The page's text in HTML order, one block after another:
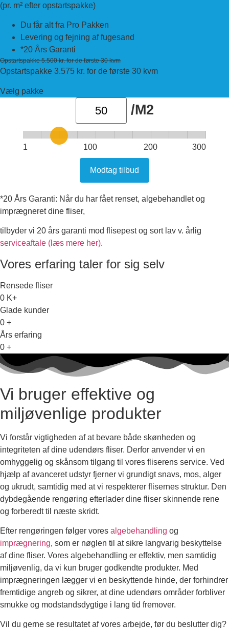
(pr. m² efter opstartspakke)
Du får alt fra Pro Pakken
Levering og fejning af fugesand
*20 Års Garanti
Opstartspakke 5.500 kr. for de første 30 kvm
Opstartspakke 3.575 kr. for de første 30 kvm
Vælg pakke
/M2
1 100 200 300
Modtag tilbud
*20 Års Garanti: Når du har fået renset, algebehandlet og
imprægneret dine fliser,
tilbyder vi 20 års garanti mod flisepest og sort lav v. årlig
serviceaftale (læs mere her).
Vores erfaring taler for sig selv
Rensede fliser
0 K+
Glade kunder
0 +
Års erfaring
0 +
Vi bruger effektive og
miljøvenlige produkter
Vi forstår vigtigheden af at bevare både skønheden og
integriteten af dine udendørs fliser. Derfor anvender vi en
omhyggelig og skånsom tilgang til vores fliserens service. Ved
hjælp af avanceret udstyr fjerner vi grundigt snavs, mos, alger
og ukrudt, samtidig med at vi respekterer flisernes struktur. Den
dybdegående rengøring efterlader dine fliser skinnende rene
og forberedt til næste skridt.
Efter rengøringen følger vores algebehandling og
imprægnering, som er nøglen til at sikre langvarig beskyttelse
af dine fliser. Vores algebehandling er effektiv, men samtidig
miljøvenlig, da vi kun bruger godkendte produkter. Med
imprægneringen lægger vi en beskyttende hinde, der forhindrer
fremtidige angreb og sikrer, at dine udendørs områder forbliver
smukke og modstandsdygtige i lang tid fremover.
Vil du gerne se resultatet af vores arbejde, før du beslutter dig?